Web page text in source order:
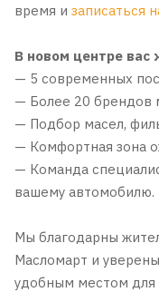
время и записаться
В новом центре вас
— 5 современных
— Более 20 брендов
— Подбор масел,
— Комфортная зона
— Команда
вашему автомобилю.
Мы благодарны
Масломарт и
удобным местом для